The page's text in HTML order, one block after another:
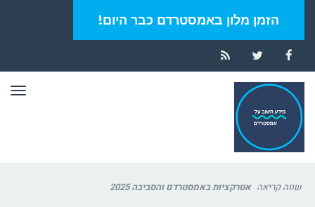
הזמן מלון באמסטרדם כבר היום!
Facebook
Twitter
RSS
שווה קריאה אטרקציות באמסטרדם והסביבה 2025